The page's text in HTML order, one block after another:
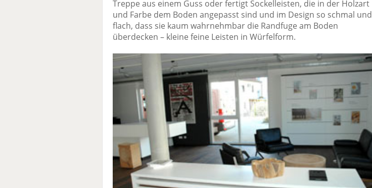
Treppe aus einem Guss oder fertigt Sockelleisten, die in der Holzart
und Farbe dem Boden angepasst sind und im Design so schmal und
flach, dass sie kaum wahrnehmbar die Randfuge am Boden
überdecken – kleine feine Leisten in Würfelform.